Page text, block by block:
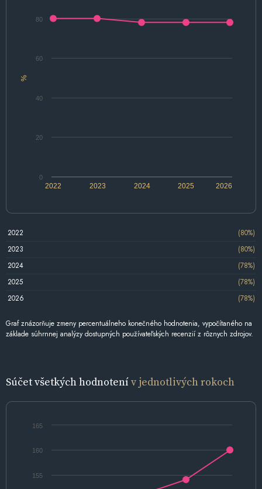
%
2022 2024 2026
2023 2025
0
20
40
60
80
2022
(80%)
2023
(80%)
2024
(78%)
2025
(78%)
2026
(78%)
Graf znázorňuje zmeny percentuálneho konečného hodnotenia, vypočítaného na
základe súhrnnej analýzy dostupných používateľských recenzií z rôznych zdrojov.
Súčet všetkých hodnotenív jednotlivých rokoch
155
160
165